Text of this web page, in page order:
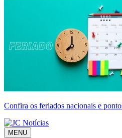
Confira os feriados nacionais e
MENU